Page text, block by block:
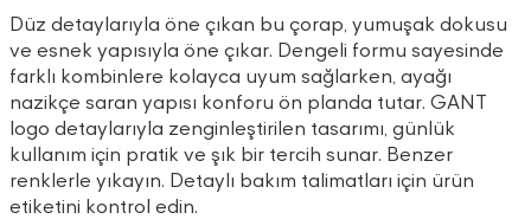
Düz detaylarıyla öne çıkan bu çorap, yumuşak dokusu
ve esnek yapısıyla öne çıkar. Dengeli formu sayesinde
farklı kombinlere kolayca uyum sağlarken, ayağı
nazikçe saran yapısı konforu ön planda tutar. GANT
logo detaylarıyla zenginleştirilen tasarımı, günlük
kullanım için pratik ve şık bir tercih sunar. Benzer
renklerle yıkayın. Detaylı bakım talimatları için ürün
etiketini kontrol edin.